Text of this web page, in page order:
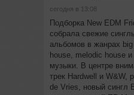
сегодня в 13:08
Подборка New EDM
собрала свежие
альбомов в жанрах
house, melodic house
музыки. В центре
трек Hardwell и W&W,
de Vries, новый сингл